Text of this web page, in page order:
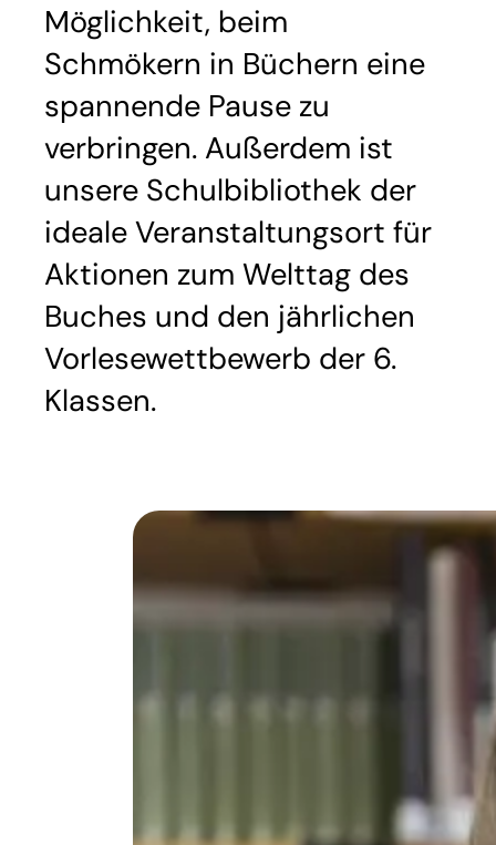
Möglichkeit, beim
Schmökern in Büchern eine
spannende Pause zu
verbringen. Außerdem ist
unsere Schulbibliothek der
ideale Veranstaltungsort für
Aktionen zum Welttag des
Buches und den jährlichen
Vorlesewettbewerb der 6.
Klassen.